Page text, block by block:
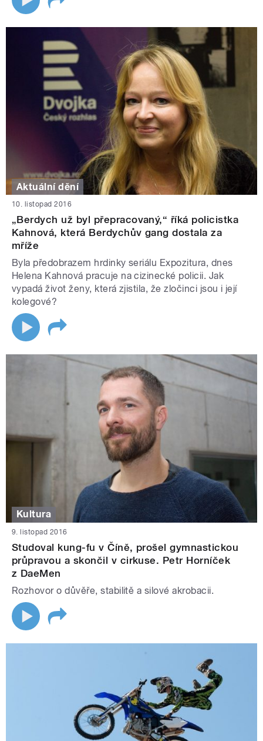
Aktuální dění
10. listopad 2016
„Berdych už byl přepracovaný,“ říká policistka
Kahnová, která Berdychův gang dostala za
mříže
Byla předobrazem hrdinky seriálu Expozitura, dnes
Helena Kahnová pracuje na cizinecké policii. Jak
vypadá život ženy, která zjistila, že zločinci jsou i její
kolegové?
Kultura
9. listopad 2016
Studoval kung-fu v Číně, prošel gymnastickou
průpravou a skončil v cirkuse. Petr Horníček
z DaeMen
Rozhovor o důvěře, stabilitě a silové akrobacii.